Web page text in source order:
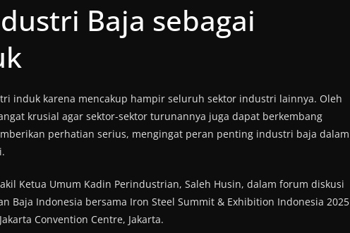
Baja sebagai
induk karena mencakup hampir seluruh sektor industri lainnya. Oleh
krusial agar sektor-sektor turunannya juga dapat berkembang
perhatian serius, mengingat peran penting industri baja dalam
Ketua Umum Kadin Perindustrian, Saleh Husin, dalam forum diskusi
Baja Indonesia bersama Iron Steel Summit & Exhibition Indonesia 2025
Convention Centre, Jakarta.